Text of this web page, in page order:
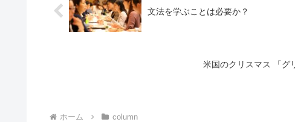
文法を学ぶことは必要か？
米国のクリスマス 「グ
ホーム column